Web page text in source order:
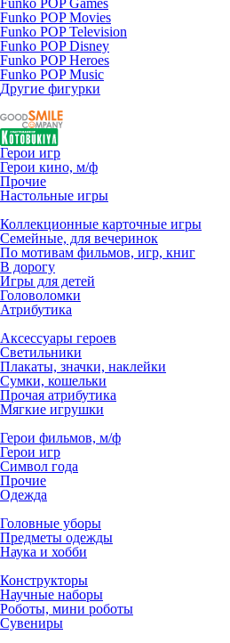
Funko POP Games
Funko POP Movies
Funko POP Television
Funko POP Disney
Funko POP Heroes
Funko POP Music
Другие фигурки
Герои игр
Герои кино, м/ф
Прочие
Настольные игры
Коллекционные карточные игры
Семейные, для вечеринок
По мотивам фильмов, игр, книг
В дорогу
Игры для детей
Головоломки
Атрибутика
Аксессуары героев
Светильники
Плакаты, значки, наклейки
Сумки, кошельки
Прочая атрибутика
Мягкие игрушки
Герои фильмов, м/ф
Герои игр
Символ года
Прочие
Одежда
Головные уборы
Предметы одежды
Наука и хобби
Конструкторы
Научные наборы
Роботы, мини роботы
Сувениры